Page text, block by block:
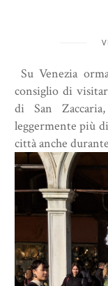
Su Venezia
consiglio di
di San Zaccaria,
leggermente più
città anche